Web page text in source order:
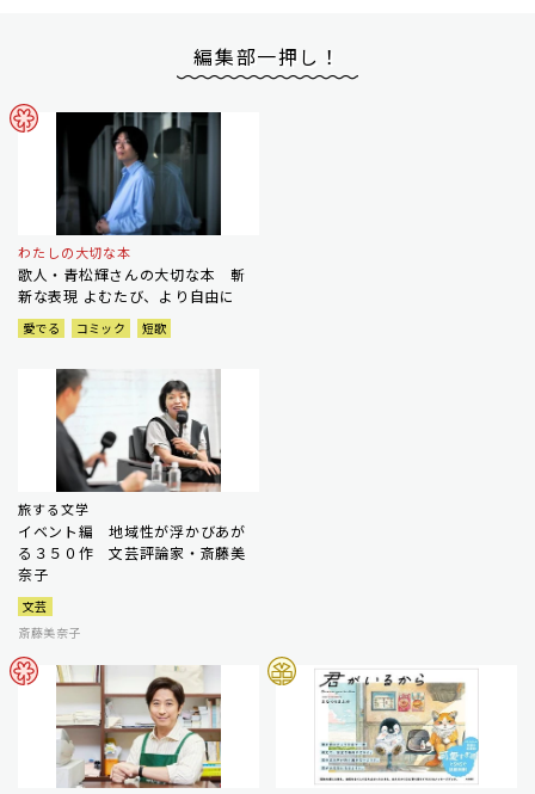
編集部一押し！
わたしの大切な本
歌人・青松輝さんの大切な本 斬
新な表現 よむたび、より自由に
愛でる コミック 短歌
旅する文学
イベント編 地域性が浮かびあが
る３５０作 文芸評論家・斎藤美
奈子
文芸
斎藤美奈子